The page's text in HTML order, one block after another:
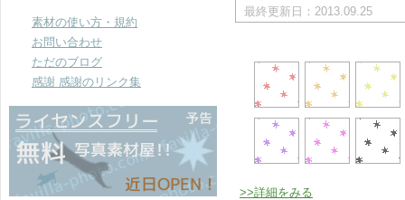
最終更新日：2013.09.25
>>詳細をみる
素材の使い方・規約
お問い合わせ
ただのブログ
感謝 感謝のリンク集